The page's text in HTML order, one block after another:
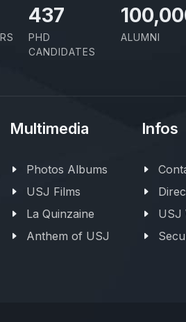
437
PHD
CANDIDATES
ALUMNI
Multimedia
Photos Albums
USJ Films
La Quinzaine
Anthem of USJ
Infos
USJ